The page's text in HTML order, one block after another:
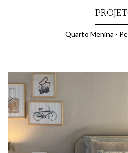
Quarto Menina -